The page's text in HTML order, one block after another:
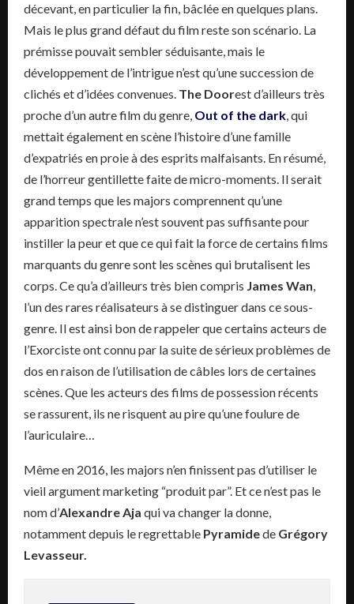
décevant, en particulier la fin, bâclée en quelques plans.
Mais le plus grand défaut du film reste son scénario. La
prémisse pouvait sembler séduisante, mais le
développement de l’intrigue n’est qu’une succession de
clichés et d’idées convenues. The Doorest d’ailleurs très
proche d’un autre film du genre, Out of the dark, qui
mettait également en scène l’histoire d’une famille
d’expatriés en proie à des esprits malfaisants. En résumé,
de l’horreur gentillette faite de micro-moments. Il serait
grand temps que les majors comprennent qu’une
apparition spectrale n’est souvent pas suffisante pour
instiller la peur et que ce qui fait la force de certains films
marquants du genre sont les scènes qui brutalisent les
corps. Ce qu’a d’ailleurs très bien compris James Wan,
l’un des rares réalisateurs à se distinguer dans ce sous-
genre. Il est ainsi bon de rappeler que certains acteurs de
l’Exorciste ont connu par la suite de sérieux problèmes de
dos en raison de l’utilisation de câbles lors de certaines
scènes. Que les acteurs des films de possession récents
se rassurent, ils ne risquent au pire qu’une foulure de
l’auriculaire…
Même en 2016, les majors n’en finissent pas d’utiliser le
vieil argument marketing “produit par”. Et ce n’est pas le
nom d’Alexandre Aja qui va changer la donne,
notamment depuis le regrettable Pyramidede Grégory
Levasseur.